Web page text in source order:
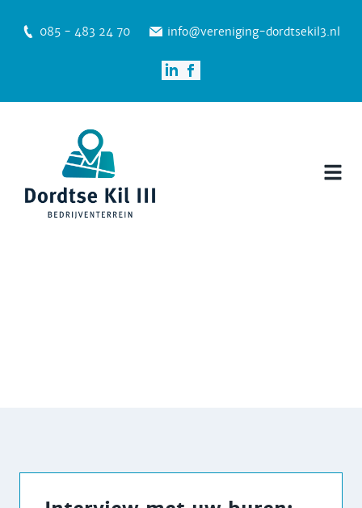
085 - 483 24 70 info@vereniging-dordtsekil3.nl